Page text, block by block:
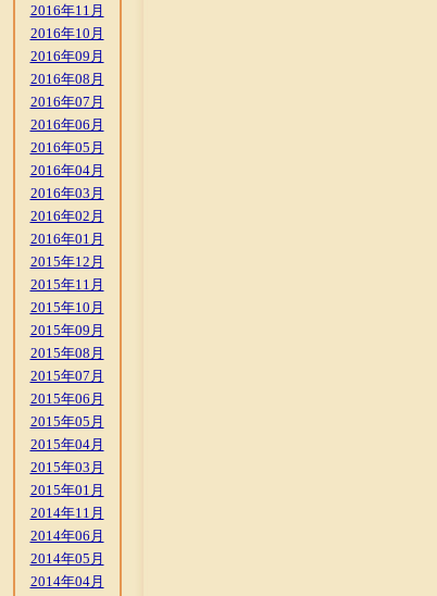
2016年11月
2016年10月
2016年09月
2016年08月
2016年07月
2016年06月
2016年05月
2016年04月
2016年03月
2016年02月
2016年01月
2015年12月
2015年11月
2015年10月
2015年09月
2015年08月
2015年07月
2015年06月
2015年05月
2015年04月
2015年03月
2015年01月
2014年11月
2014年06月
2014年05月
2014年04月